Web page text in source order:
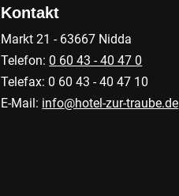
Kontakt
Markt 21 - 63667 Nidda
Telefon: 0 60 43 - 40 47 0
Telefax: 0 60 43 - 40 47 10
E-Mail: info@hotel-zur-traube.de